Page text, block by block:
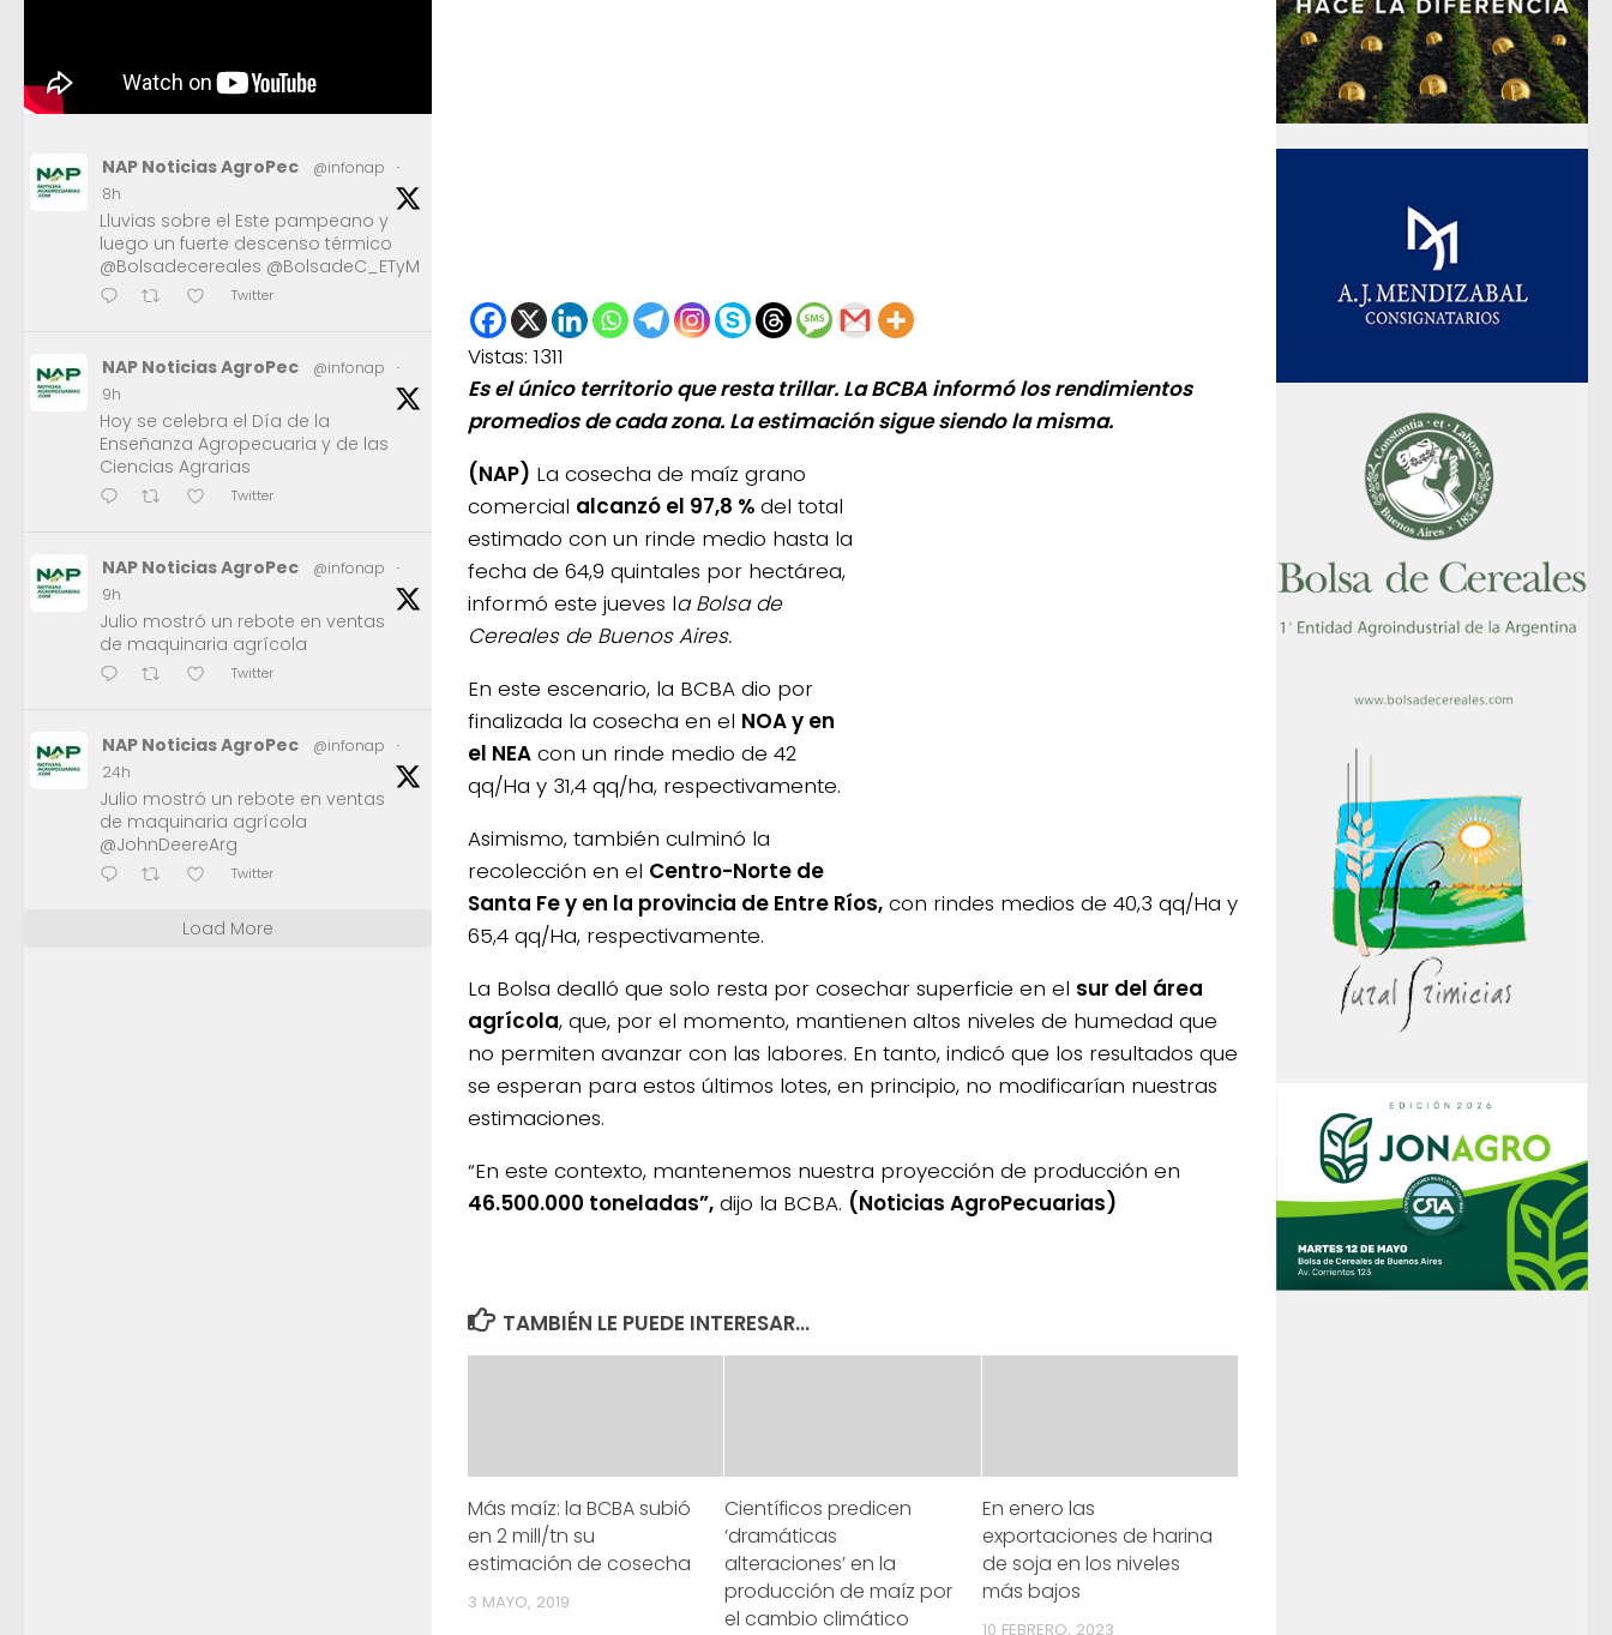
Vistas: 1311
Es el único territorio que resta trillar. La BCBA informó los rendimientos
promedios de cada zona. La estimación sigue siendo la misma.
(NAP) La cosecha de maíz grano
comercial alcanzó el 97,8 % del total
estimado con un rinde medio hasta la
fecha de 64,9 quintales por hectárea,
informó este jueves la Bolsa de
Cereales de Buenos Aires.
En este escenario, la BCBA dio por
finalizada la cosecha en el NOA y en
el NEA con un rinde medio de 42
qq/Ha y 31,4 qq/ha, respectivamente.
Asimismo, también culminó la
recolección en el Centro-Norte de
Santa Fe y en la provincia de Entre Ríos, con rindes medios de 40,3 qq/Ha y
65,4 qq/Ha, respectivamente.
La Bolsa dealló que solo resta por cosechar superficie en el sur del área
agrícola, que, por el momento, mantienen altos niveles de humedad que
no permiten avanzar con las labores. En tanto, indicó que los resultados que
se esperan para estos últimos lotes, en principio, no modificarían nuestras
estimaciones.
“En este contexto, mantenemos nuestra proyección de producción en
46.500.000 toneladas”, dijo la BCBA. (Noticias AgroPecuarias)
TAMBIÉN LE PUEDE INTERESAR...
Más maíz: la BCBA subió
en 2 mill/tn su
estimación de cosecha
3 MAYO, 2019
Científicos predicen
‘dramáticas
alteraciones’ en la
producción de maíz por
el cambio climático
En enero las
exportaciones de harina
de soja en los niveles
más bajos
10 FEBRERO, 2023
NAP Noticias AgroPec @infonap
·
8h
Lluvias sobre el Este pampeano y
luego un fuerte descenso térmico
@Bolsadecereales @BolsadeC_ETyM
Twitter
NAP Noticias AgroPec @infonap
·
9h
Hoy se celebra el Día de la
Enseñanza Agropecuaria y de las
Ciencias Agrarias
Twitter
NAP Noticias AgroPec @infonap
·
9h
Julio mostró un rebote en ventas
de maquinaria agrícola
Twitter
NAP Noticias AgroPec @infonap
·
24h
Julio mostró un rebote en ventas
de maquinaria agrícola
@JohnDeereArg
Twitter
Load More